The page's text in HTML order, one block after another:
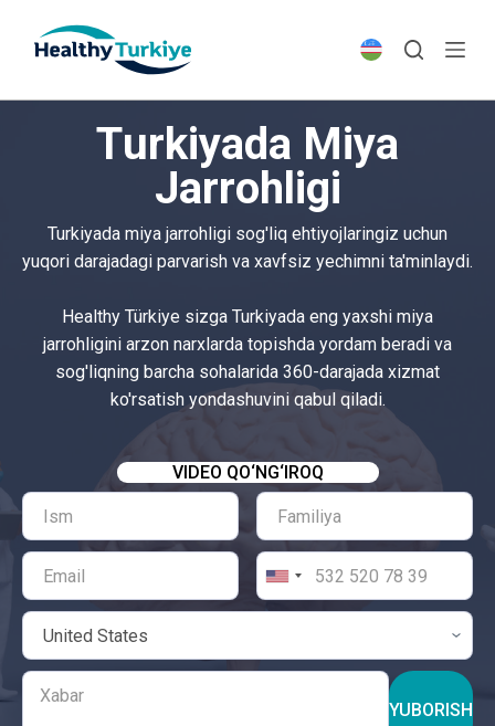
p
t
Turkiyada Miya
Jarrohligi
Turkiyada miya jarrohligi sog'liq ehtiyojlaringiz uchun
yuqori darajadagi parvarish va xavfsiz yechimni ta'minlaydi.
Healthy Türkiye sizga Turkiyada eng yaxshi miya
jarrohligini arzon narxlarda topishda yordam beradi va
sog'liqning barcha sohalarida 360-darajada xizmat
ko'rsatish yondashuvini qabul qiladi.
VIDEO QO‘NG‘IROQ
YUBORISH